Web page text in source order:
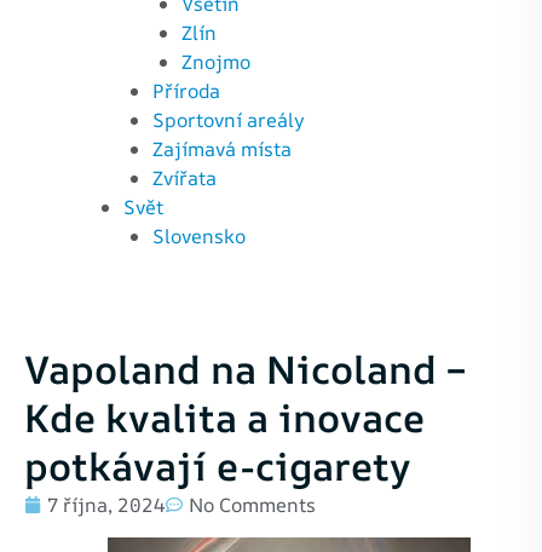
Zlín
Znojmo
Příroda
Sportovní areály
Zajímavá místa
Zvířata
Svět
Slovensko
Vapoland na Nicoland –
Kde kvalita a inovace
potkávají e-cigarety
7 října, 2024 No Comments